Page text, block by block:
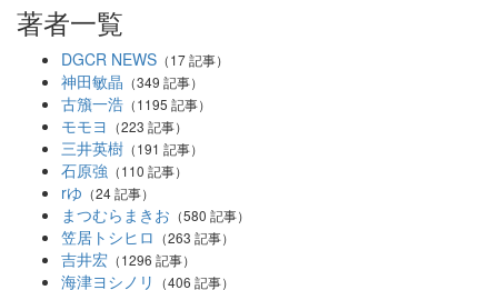
著者一覧
DGCR NEWS （17 記事）
神田敏晶 （349 記事）
古籏一浩 （1195 記事）
モモヨ （223 記事）
三井英樹 （191 記事）
石原強 （110 記事）
rゆ （24 記事）
まつむらまきお （580 記事）
笠居トシヒロ （263 記事）
吉井宏 （1296 記事）
海津ヨシノリ （406 記事）